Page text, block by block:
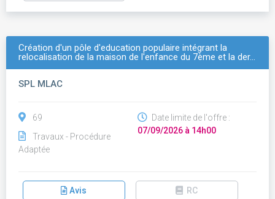
Création d'un pôle d'education populaire intégrant la
relocalisation de la maison de l'enfance du 7ème et la der…
SPL MLAC
69
Travaux - Procédure
Adaptée
Date limite de l'offre :
07/09/2026 à 14h00
Avis RC